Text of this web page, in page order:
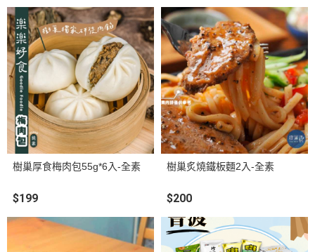
樹巢厚食梅肉包55g*6入-全素
$199
樹巢炙燒鐵板麵2入-全素
$200